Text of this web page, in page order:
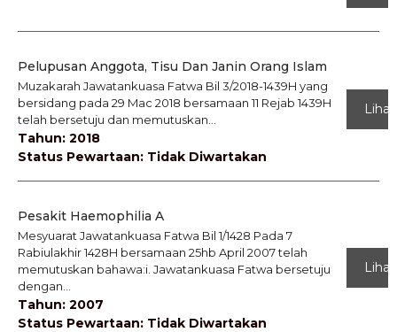
Pelupusan Anggota, Tisu Dan Janin Orang Islam
Muzakarah Jawatankuasa Fatwa Bil 3/2018-1439H yang
bersidang pada 29 Mac 2018 bersamaan 11 Rejab 1439H
telah bersetuju dan memutuskan...
Tahun: 2018
Status Pewartaan: Tidak Diwartakan
Lihat
Pesakit Haemophilia A
Mesyuarat Jawatankuasa Fatwa Bil 1/1428 Pada 7
Rabiulakhir 1428H bersamaan 25hb April 2007 telah
memutuskan bahawa:i. Jawatankuasa Fatwa bersetuju
dengan...
Tahun: 2007
Status Pewartaan: Tidak Diwartakan
Lihat